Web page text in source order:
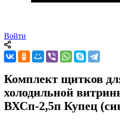
Войти
Комплект щитков
холодильной
ВХСп-2,5п Купец